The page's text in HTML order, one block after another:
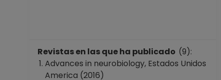
Revistas en las que ha publicado (9):
Advances in neurobiology, Estados Unidos
America (2016)